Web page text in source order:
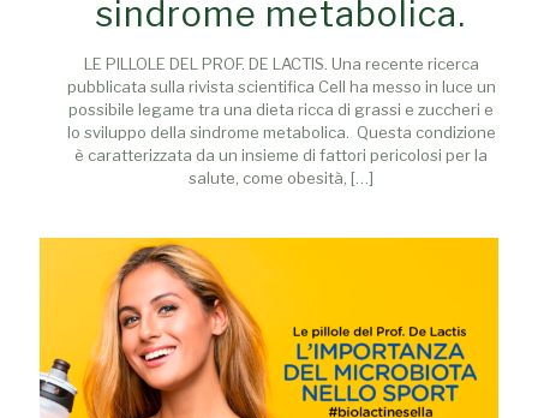
sindrome metabolica.
LE PILLOLE DEL PROF. DE LACTIS. Una recente ricerca
pubblicata sulla rivista scientifica Cell ha messo in luce un
possibile legame tra una dieta ricca di grassi e zuccheri e
lo sviluppo della sindrome metabolica. Questa condizione
è caratterizzata da un insieme di fattori pericolosi per la
salute, come obesità, […]